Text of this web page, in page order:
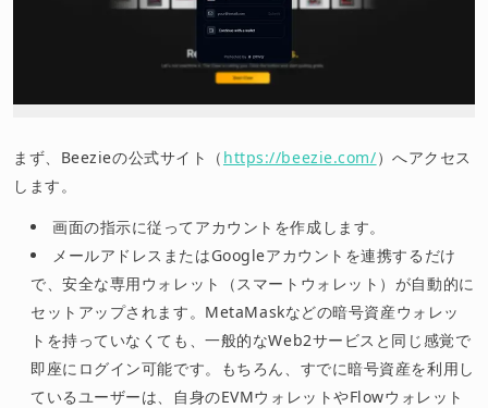
まず、Beezieの公式サイト（ https://beezie.com/）へアクセス
します。
画面の指示に従ってアカウントを作成します。
メールアドレスまたはGoogleアカウントを連携するだけ
で、安全な専用ウォレット（スマートウォレット）が自動的に
セットアップされます。MetaMaskなどの暗号資産ウォレッ
トを持っていなくても、一般的なWeb2サービスと同じ感覚で
即座にログイン可能です。もちろん、すでに暗号資産を利用し
ているユーザーは、自身のEVMウォレットやFlowウォレット